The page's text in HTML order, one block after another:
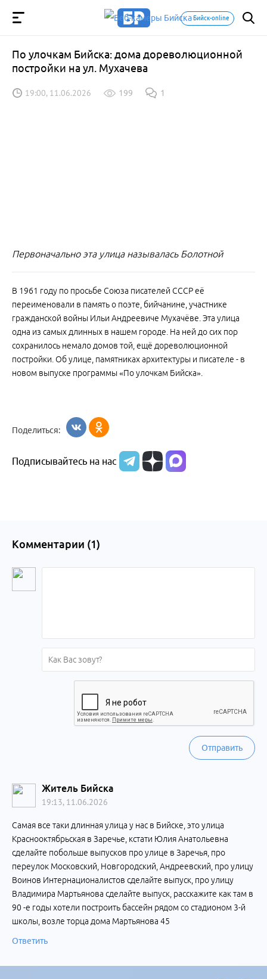
Бийск-online
По улочкам Бийска: дома дореволюционной
постройки на ул. Мухачева
19:00, 11.06.2026 199 1
Первоначально эта улица называлась Болотной
В 1961 году по просьбе Союза писателей СССР её
переименовали в память о поэте, бийчанине, участнике
гражданской войны Ильи Андреевиче Мухачёве. Эта улица
одна из самых длинных в нашем городе. На ней до сих пор
сохранилось немало домов той, ещё дореволюционной
постройки. Об улице, памятниках архитектуры и писателе - в
новом выпуске программы «По улочкам Бийска».
Поделиться:
Подписывайтесь на нас
Комментарии (1)
Отправить
Житель Бийска
19:13, 11.06.2026
Самая все таки длинная улица у нас в Бийске, это улица
Краснооктябрьская в Заречье, кстати Юлия Анатольевна
сделайте побольше выпусков про улице в Заречья, про
переулок Московский, Новгородский, Андреевский, про улицу
Воинов Интернационалистов сделайте выпуск, про улицу
Владимира Мартьянова сделайте выпуск, расскажите как там в
90 -е годы хотели построить бассейн рядом со стадионом 3-й
школы, возле торца дома Мартьянова 45
Ответить